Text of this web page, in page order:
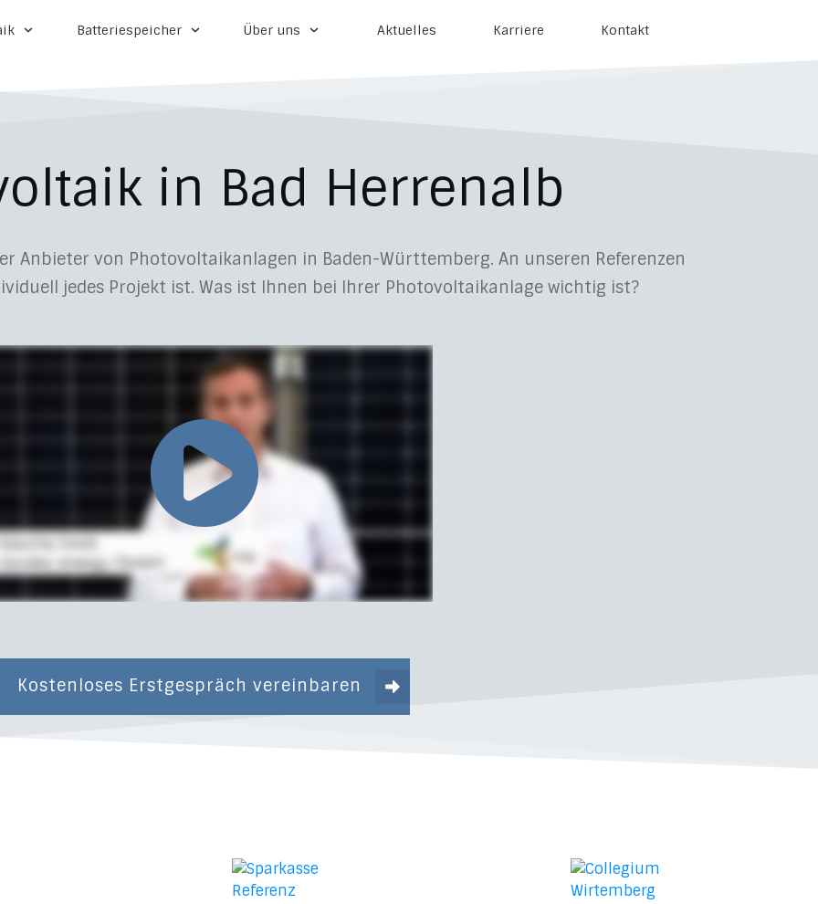
Batteriespeicher Über uns Aktuelles Karriere Kontakt
in Bad Herrenalb
Anbieter von Photovoltaikanlagen in Baden-Württemberg. An unseren Referenzen
jedes Projekt ist. Was ist Ihnen bei Ihrer Photovoltaikanlage wichtig ist?
Kostenloses Erstgespräch vereinbaren